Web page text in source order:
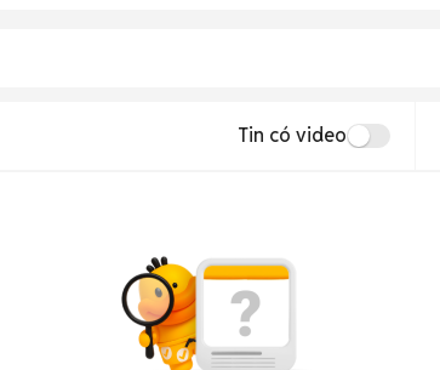
Tin có video